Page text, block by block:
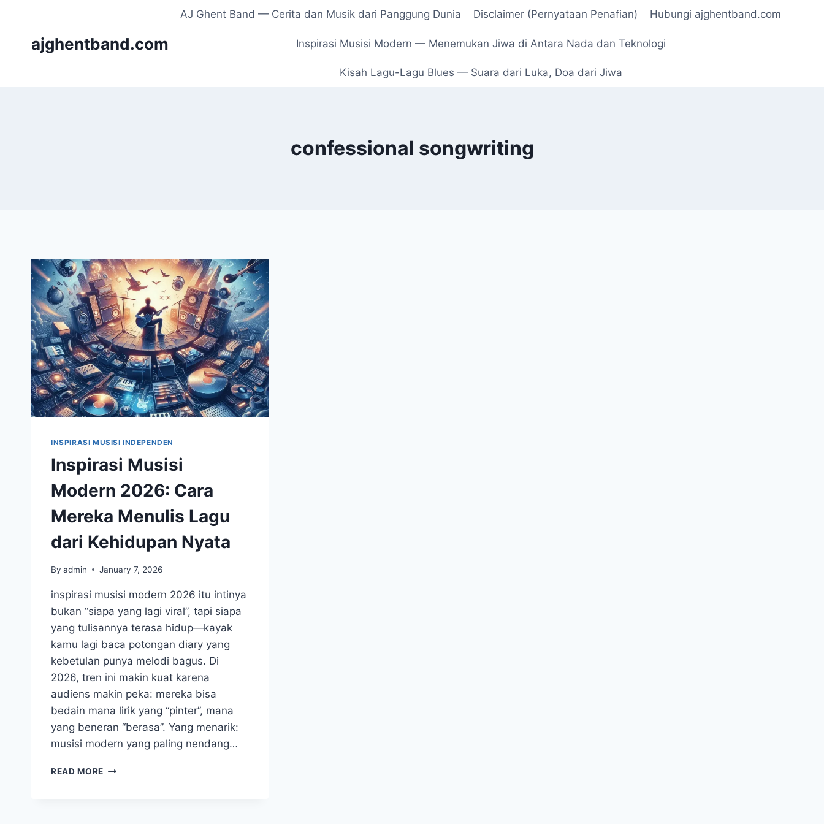
contentajghentband.com
AJ Ghent Band — Cerita dan Musik dari Panggung Dunia Disclaimer (Pernyataan Penafian) Hubungi ajghentband.com
Inspirasi Musisi Modern — Menemukan Jiwa di Antara Nada dan Teknologi
Kisah Lagu-Lagu Blues — Suara dari Luka, Doa dari Jiwa
confessional songwriting
INSPIRASI MUSISI INDEPENDEN
Inspirasi Musisi
Modern 2026: Cara
Mereka Menulis Lagu
dari Kehidupan Nyata
By admin January 7, 2026
inspirasi musisi modern 2026 itu intinya
bukan “siapa yang lagi viral”, tapi siapa
yang tulisannya terasa hidup—kayak
kamu lagi baca potongan diary yang
kebetulan punya melodi bagus. Di
2026, tren ini makin kuat karena
audiens makin peka: mereka bisa
bedain mana lirik yang “pinter”, mana
yang beneran “berasa”. Yang menarik:
musisi modern yang paling nendang…
READ MORE INSPIRASI